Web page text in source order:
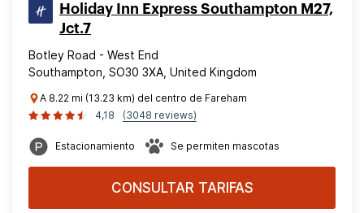
Holiday Inn Express Southampton M27,
Jct.7
Botley Road - West End
Southampton, SO30 3XA, United Kingdom
A 8.22 mi (13.23 km) del centro de Fareham
4,18
(3048 reviews)
Estacionamiento Se permiten mascotas
CONSULTAR TARIFAS